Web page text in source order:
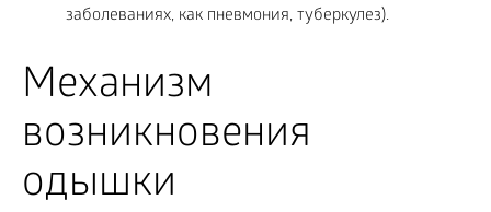
заболеваниях, как пневмония, туберкулез).
Механизм
возникновения
одышки